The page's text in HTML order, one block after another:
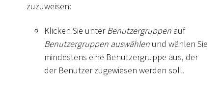
zuzuweisen:
Klicken Sie unterBenutzergruppen auf
Benutzergruppen auswählen und wählen Sie
mindestens eine Benutzergruppe aus, der
der Benutzer zugewiesen werden soll.